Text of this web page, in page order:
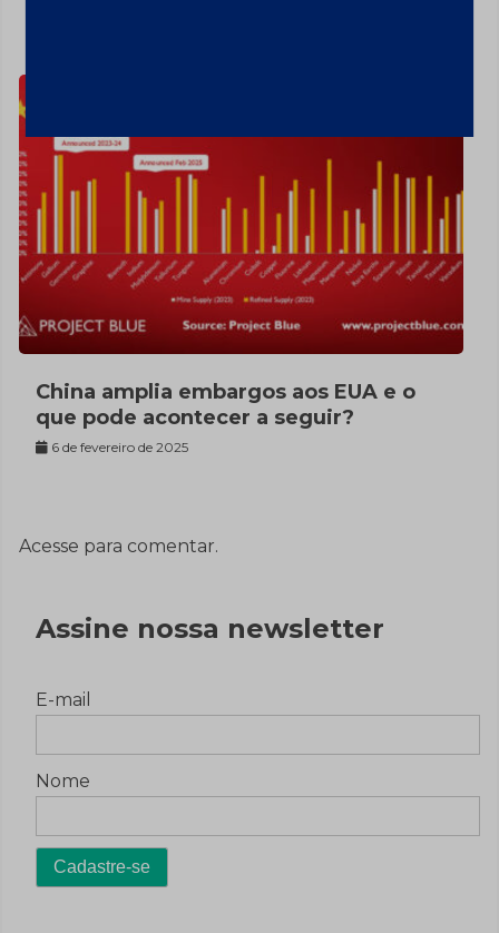
China amplia embargos aos EUA e o
que pode acontecer a seguir?
6 de fevereiro de 2025
Acesse para comentar.
Assine nossa newsletter
E-mail
Nome